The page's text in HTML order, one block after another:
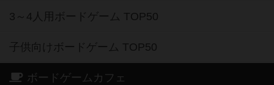
3～4人用ボードゲーム TOP50
子供向けボードゲーム TOP50
ボードゲームカフェ